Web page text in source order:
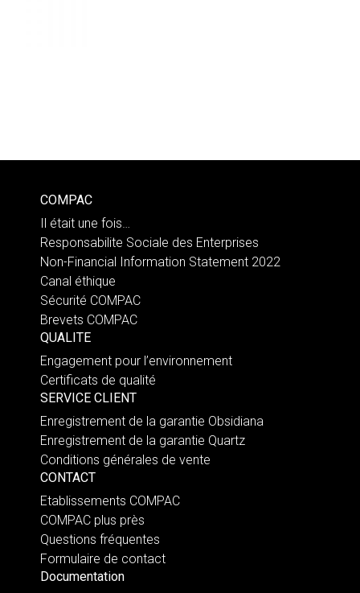
COMPAC
Il était une fois…
Responsabilite Sociale des Enterprises
Non-Financial Information Statement 2022
Canal éthique
Sécurité COMPAC
Brevets COMPAC
QUALITE
Engagement pour l’environnement
Certificats de qualité
SERVICE CLIENT
Enregistrement de la garantie Obsidiana
Enregistrement de la garantie Quartz
Conditions générales de vente
CONTACT
Etablissements COMPAC
COMPAC plus près
Questions fréquentes
Formulaire de contact
Documentation